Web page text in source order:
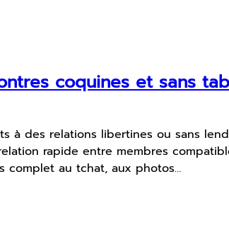
coquines et sans
à des relations libertines ou sans
rapide entre membres
complet au tchat, aux photos…